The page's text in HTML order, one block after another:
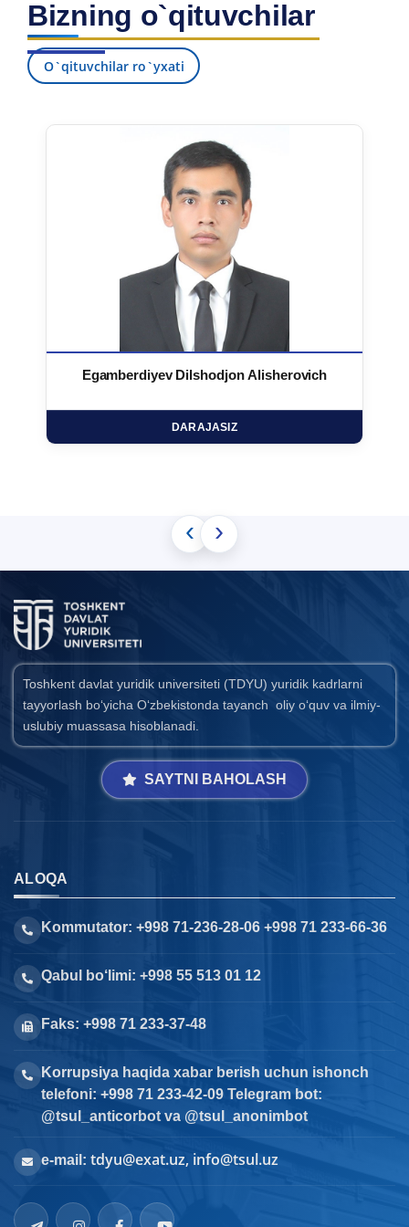
Bizning o`qituvchilar
O`qituvchilar ro`yxati
Egamberdiyev Dilshodjon Alisherovich
DARAJASIZ
‹ ›
Toshkent davlat yuridik universiteti (TDYU) yuridik kadrlarni
tayyorlash bo‘yicha O‘zbekistonda tayanch oliy o‘quv va ilmiy-
uslubiy muassasa hisoblanadi.
SAYTNI BAHOLASH
ALOQA
Kommutator: +998 71-236-28-06 +998 71 233-66-36
Qabul bo‘limi: +998 55 513 01 12
Faks: +998 71 233-37-48
Korrupsiya haqida xabar berish uchun ishonch
telefoni: +998 71 233-42-09 Telegram bot:
@tsul_anticorbot va @tsul_anonimbot
e-mail: tdyu@exat.uz, info@tsul.uz
7. Call-center (4) 8. Bakalavriat kvotasi (3)
9. Magistratura kvotasi (4) ✉️ Adminga yozish